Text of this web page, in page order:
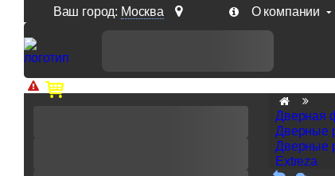
Ваш город: Москва О компании
Доп. скидка от цен на сайте 7% при заказе от 50
Дверная
Дверные
Дверные
Extreza